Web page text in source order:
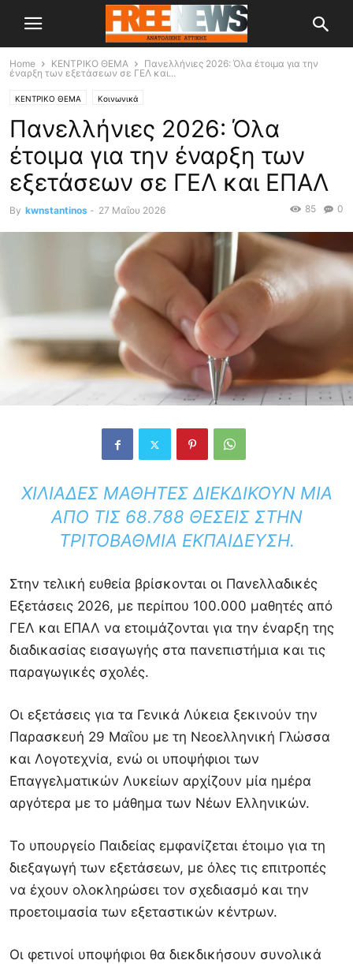
Home ΚΕΝΤΡΙΚΟ ΘΕΜΑ
Πανελλήνιες 2026: Όλα έτοιμα για την
έναρξη των εξετάσεων σε ΓΕΛ και...
ΚΕΝΤΡΙΚΟ ΘΕΜΑ Κοινωνικά
Πανελλήνιες 2026: Όλα
έτοιμα για την έναρξη των
εξετάσεων σε ΓΕΛ και ΕΠΑΛ
By kwnstantinos - 27 Μαΐου 2026 0
85
ΧΙΛΙΆΔΕΣ ΜΑΘΗΤΈΣ ΔΙΕΚΔΙΚΟΎΝ ΜΊΑ
ΑΠΌ ΤΙΣ 68.788 ΘΈΣΕΙΣ ΣΤΗΝ
ΤΡΙΤΟΒΆΘΜΙΑ ΕΚΠΑΊΔΕΥΣΗ.
Στην τελική ευθεία βρίσκονται οι Πανελλαδικές
Εξετάσεις 2026, με περίπου 100.000 μαθητές από
ΓΕΛ και ΕΠΑΛ να ετοιμάζονται για την έναρξη της
διαδικασίας εισαγωγής στα πανεπιστήμια και τις
παραγωγικές σχολές.
Οι εξετάσεις για τα Γενικά Λύκεια ξεκινούν την
Παρασκευή 29 Μαΐου με τη Νεοελληνική Γλώσσα
και Λογοτεχνία, ενώ οι υποψήφιοι των
Επαγγελματικών Λυκείων αρχίζουν μία ημέρα
αργότερα με το μάθημα των Νέων Ελληνικών.
Το υπουργείο Παιδείας εμφανίζεται έτοιμο για τη
διεξαγωγή των εξετάσεων, με όλες τις επιτροπές
να έχουν ολοκληρώσει τον σχεδιασμό και την
προετοιμασία των εξεταστικών κέντρων.
Οι φετινοί υποψήφιοι θα διεκδικήσουν συνολικά